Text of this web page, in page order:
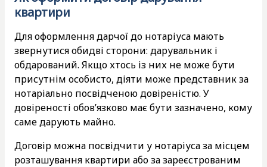
квартири
Для оформлення дарчої до нотаріуса мають
звернутися обидві сторони: дарувальник і
обдарований. Якщо хтось із них не може бути
присутнім особисто, діяти може представник за
нотаріально посвідченою довіреністю. У
довіреності обов’язково має бути зазначено, кому
саме дарують майно.
Договір можна посвідчити у нотаріуса за місцем
розташування квартири або за зареєстрованим